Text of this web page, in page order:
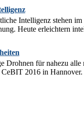
Intelligenz stehen
Heute erleichtern
Drohnen für nahezu
CeBIT 2016 in Hannover.